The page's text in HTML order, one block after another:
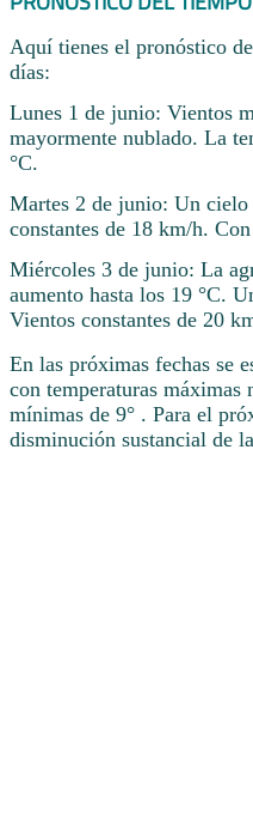
Aquí tienes el pronóstico
días:
Lunes 1 de junio: Vientos
mayormente nublado. La
°C.
Martes 2 de junio: Un cielo
constantes de 18 km/h.
Miércoles 3 de junio: La
aumento hasta los 19 °C.
Vientos constantes de 20
En las próximas fechas se
con temperaturas máximas
mínimas de 9° . Para el
disminución sustancial de